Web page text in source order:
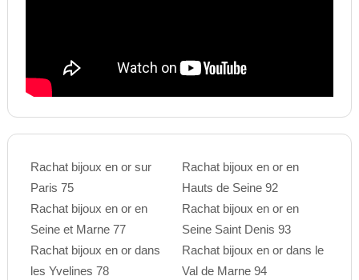
Rachat bijoux en or sur
Paris 75
Rachat bijoux en or en
Seine et Marne 77
Rachat bijoux en or dans
les Yvelines 78
Rachat bijoux en or en
Hauts de Seine 92
Rachat bijoux en or en
Seine Saint Denis 93
Rachat bijoux en or dans le
Val de Marne 94